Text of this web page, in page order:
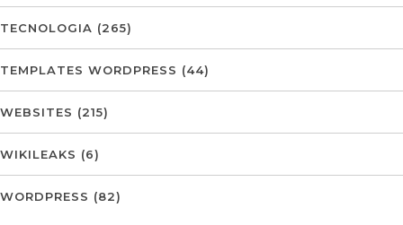
TECNOLOGIA (265)
TEMPLATES WORDPRESS (44)
WEBSITES (215)
WIKILEAKS (6)
WORDPRESS (82)